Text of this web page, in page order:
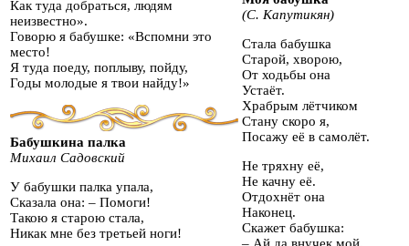
Как туда добраться, людям
неизвестно».
Говорю я бабушке: «Вспомни это
место!
Я туда поеду, поплыву, пойду,
Годы молодые я твои найду!»
Бабушкина палка
Михаил Садовский
У бабушки палка упала,
Сказала она: – Помоги!
Такою я старою стала,
Никак мне без третьей ноги!
(С. Капутикян)
Стала бабушка
Старой, хворою,
От ходьбы она
Устаёт.
Храбрым лётчиком
Стану скоро я,
Посажу её в самолёт.
Не тряхну её,
Не качну её.
Отдохнёт она
Наконец.
Скажет бабушка: